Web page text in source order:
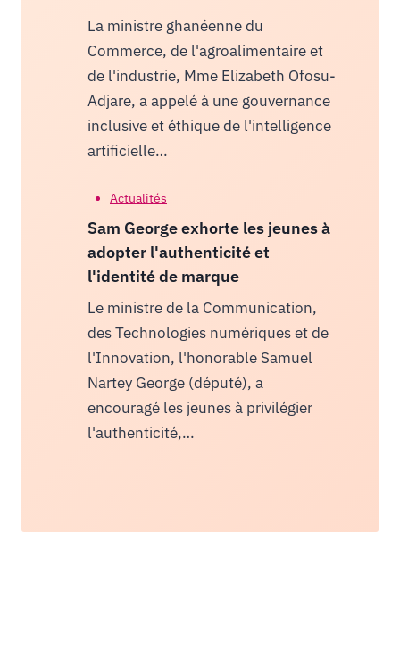
La ministre ghanéenne du
Commerce, de l'agroalimentaire et
de l'industrie, Mme Elizabeth Ofosu-
Adjare, a appelé à une gouvernance
inclusive et éthique de l'intelligence
artificielle…
Actualités
Sam George exhorte les jeunes à
adopter l'authenticité et
l'identité de marque
Le ministre de la Communication,
des Technologies numériques et de
l'Innovation, l'honorable Samuel
Nartey George (député), a
encouragé les jeunes à privilégier
l'authenticité,…